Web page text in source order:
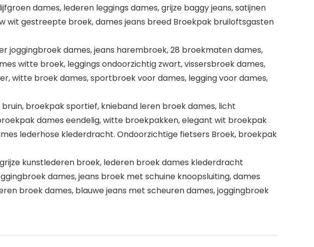
dames, lederen leggings dames, grijze baggy jeans, satijnen
wit gestreepte broek, dames jeans breed Broekpak bruiloftsgasten
joggingbroek dames, jeans harembroek, 28 broekmaten dames,
witte broek, leggings ondoorzichtig zwart, vissersbroek dames,
witte broek dames, sportbroek voor dames, legging voor dames,
broekpak sportief, knieband leren broek dames, licht
dames eendelig, witte broekpakken, elegant wit broekpak
lederhose klederdracht. Ondoorzichtige fietsers Broek, broekpak
kunstlederen broek, lederen broek dames klederdracht
dames, jeans broek met schuine knoopsluiting, dames
broek dames, blauwe jeans met scheuren dames, joggingbroek